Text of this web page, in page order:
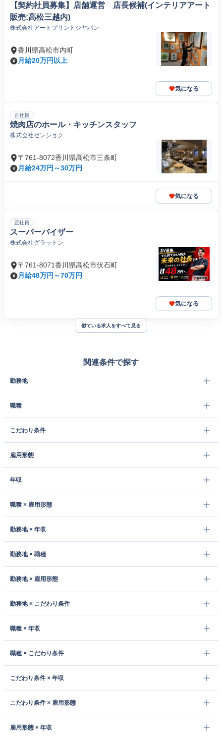
【契約社員募集】店舗運営 店長候補(インテリアアート
販売:高松三越内)
株式会社アートプリントジヤパン
香川県高松市内町
月給20万円以上
気になる
正社員
焼肉店のホール・キッチンスタッフ
株式会社ゼンショク
〒761-8072香川県高松市三条町
月給24万円～30万円
気になる
正社員
スーパーバイザー
株式会社グラットン
〒761-8071香川県高松市伏石町
月給48万円～70万円
気になる
似ている求人をすべて見る
関連条件で探す
勤務地
職種
こだわり条件
雇用形態
年収
職種 × 雇用形態
勤務地 × 年収
勤務地 × 職種
勤務地 × 雇用形態
勤務地 × こだわり条件
職種 × 年収
職種 × こだわり条件
こだわり条件 × 年収
こだわり条件 × 雇用形態
雇用形態 × 年収